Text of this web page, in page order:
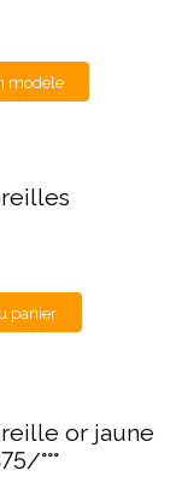
modèle
panier
or jaune
°°°